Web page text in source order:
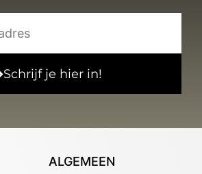
Schrijf je hier in!
ALGEMEEN